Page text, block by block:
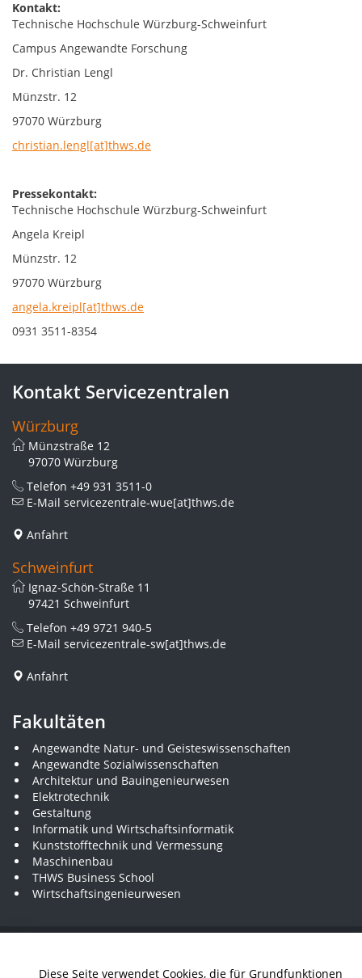
Diese Seite verwendet Cookies, die für Grundfunktionen
Kontakt:
Technische Hochschule Würzburg-Schweinfurt
Campus Angewandte Forschung
Dr. Christian Lengl
Münzstr. 12
97070 Würzburg
christian.lengl[at]thws.de
Pressekontakt:
Technische Hochschule Würzburg-Schweinfurt
Angela Kreipl
Münzstr. 12
97070 Würzburg
angela.kreipl[at]thws.de
0931 3511-8354
Kontakt Servicezentralen
Würzburg
Münzstraße 12
97070 Würzburg
Telefon +49 931 3511-0
E-Mail servicezentrale-wue[at]thws.de
Anfahrt
Schweinfurt
Ignaz-Schön-Straße 11
97421 Schweinfurt
Telefon +49 9721 940-5
E-Mail servicezentrale-sw[at]thws.de
Anfahrt
Fakultäten
Angewandte Natur- und Geisteswissenschaften
Angewandte Sozialwissenschaften
Architektur und Bauingenieurwesen
Elektrotechnik
Gestaltung
Informatik und Wirtschaftsinformatik
Kunststofftechnik und Vermessung
Maschinenbau
THWS Business School
Wirtschaftsingenieurwesen
Instagram YouTube LinkedIn